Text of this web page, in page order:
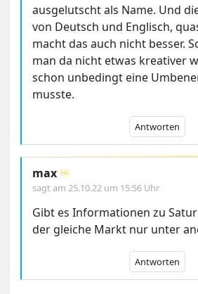
ausgelutscht als Name. Und
von Deutsch und Englisch,
macht das auch nicht besser.
man da nicht etwas kreativer
schon unbedingt eine
musste.
Antworten
max ♾️
sagt am25.10.22 um 15:56 Uhr
Gibt es Informationen zu
der gleiche Markt nur unter
Antworten